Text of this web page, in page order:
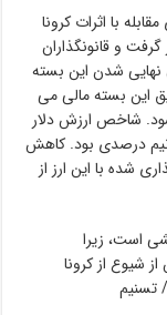
۲ تریلیون دلاری مقابله با اثرات کرونا
و قانونگذاران
نهایی شدن این بسته
این بسته مالی می
شاخص ارزش دلار
نیم درصدی بود. کاهش
شده با این ارز از
است، زیرا
شیوع از کرونا
تسنیم